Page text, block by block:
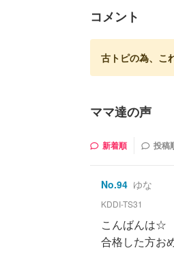
コメント
古トピの為、こ
ママ達の声
新着順 投稿
No.94 ゆな
KDDI-TS31
こんばんは☆
合格した方お